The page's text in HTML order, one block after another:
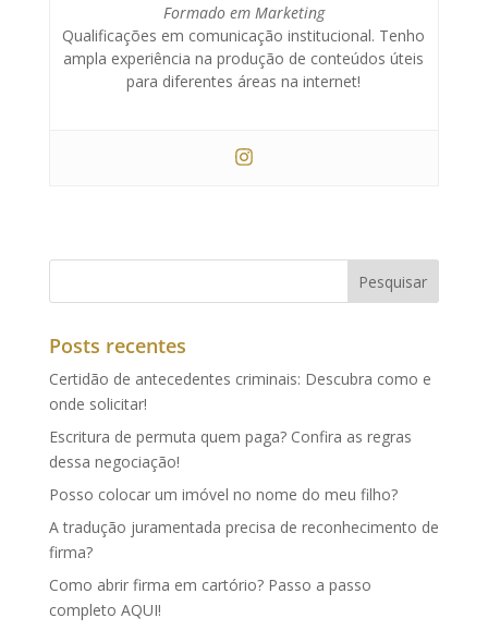
Formado em Marketing
Qualificações em comunicação institucional. Tenho
ampla experiência na produção de conteúdos úteis
para diferentes áreas na internet!
Posts recentes
Certidão de antecedentes criminais: Descubra como e
onde solicitar!
Escritura de permuta quem paga? Confira as regras
dessa negociação!
Posso colocar um imóvel no nome do meu filho?
A tradução juramentada precisa de reconhecimento de
firma?
Como abrir firma em cartório? Passo a passo
completo AQUI!